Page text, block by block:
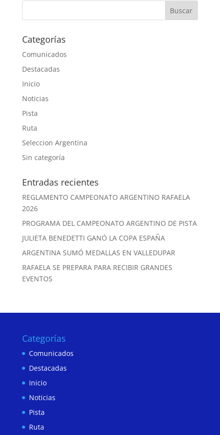
Categorías
Comunicados
Destacadas
Inicio
Noticias
Pista
Ruta
Seleccion Argentina
Sin categoría
Entradas recientes
REGLAMENTO CAMPEONATO ARGENTINO RAFAELA
2026
PROGRAMA DEL CAMPEONATO ARGENTINO DE PISTA
JULIETA BENEDETTI GANÓ LA COPA ESPAÑA
ARGENTINA SUMÓ MEDALLAS EN VALLEDUPAR
RAFAELA SE PREPARA PARA RECIBIR GRANDES
EVENTOS
Categorías
Comunicados
Destacadas
Inicio
Noticias
Pista
Ruta